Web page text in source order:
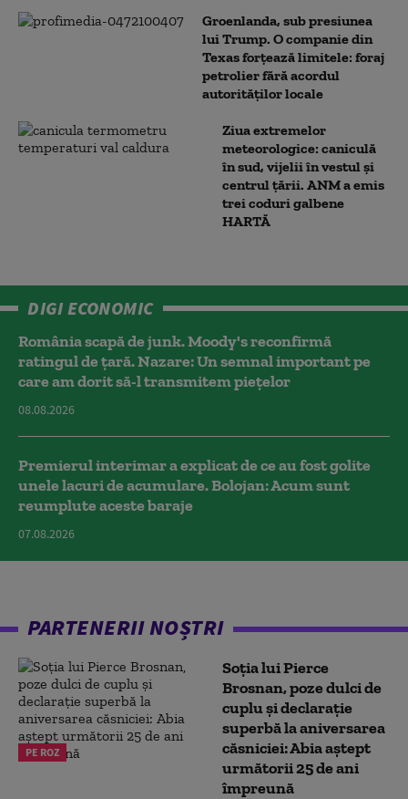
Groenlanda, sub presiunea
lui Trump. O companie din
Texas forțează limitele: foraj
petrolier fără acordul
autorităților locale
Ziua extremelor
meteorologice: caniculă
în sud, vijelii în vestul și
centrul țării. ANM a emis
trei coduri galbene
HARTĂ
DIGI ECONOMIC
România scapă de junk. Moody's reconfirmă
ratingul de țară. Nazare: Un semnal important pe
care am dorit să-l transmitem piețelor
08.08.2026
Premierul interimar a explicat de ce au fost golite
unele lacuri de acumulare. Bolojan: Acum sunt
reumplute aceste baraje
07.08.2026
PARTENERII NOȘTRI
PE ROZ
Soția lui Pierce
Brosnan, poze dulci de
cuplu și declarație
superbă la aniversarea
căsniciei: Abia aștept
următorii 25 de ani
împreună